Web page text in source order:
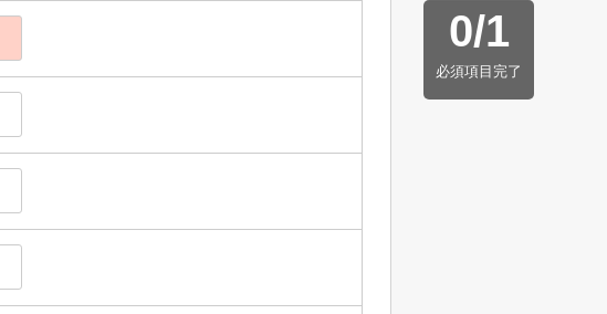
0/1
必須項目完了